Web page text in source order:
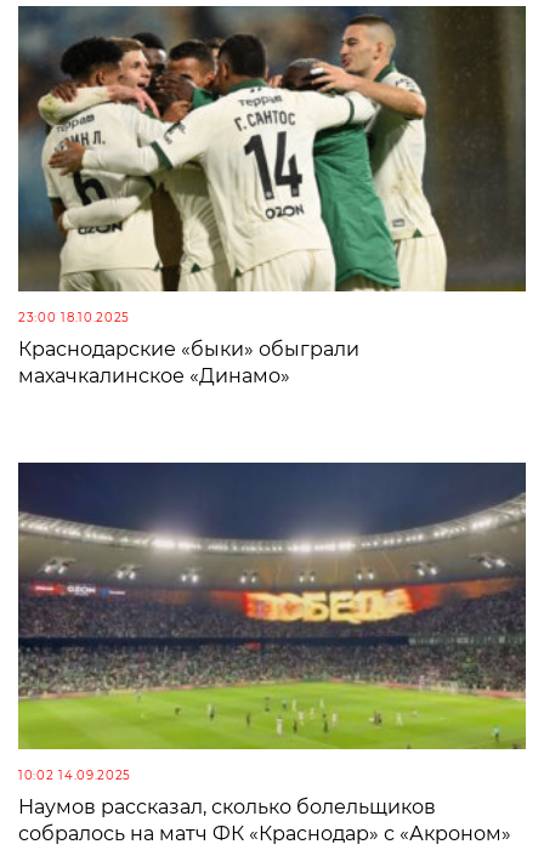
23:00 18.10.2025
Краснодарские «быки» обыграли
махачкалинское «Динамо»
10:02 14.09.2025
Наумов рассказал, сколько болельщиков
собралось на матч ФК «Краснодар» с «Акроном»